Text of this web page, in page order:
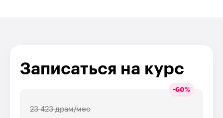
Записаться на курс
-60%
23 423 драм/мес